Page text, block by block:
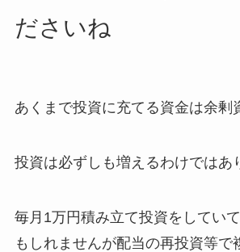
ださいね
あくまで投資に充てる資金は余剰
投資は必ずしも増えるわけではあ
毎月1万円積み立て投資をしてい
もしれませんが配当の再投資等で